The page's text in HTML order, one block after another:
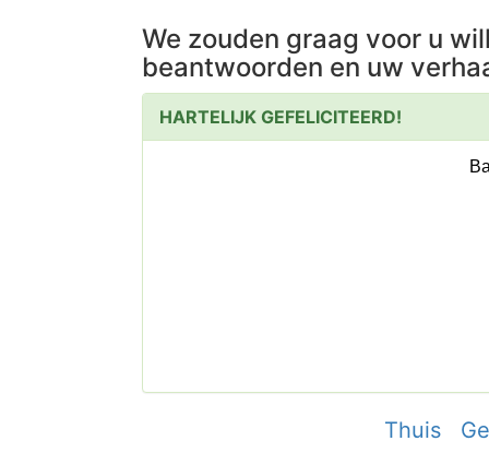
We zouden graag voor u
beantwoorden en uw
HARTELIJK GEFELICITEERD!
Thuis